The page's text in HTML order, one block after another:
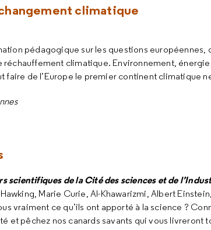
climatique
pédagogique sur les questions européennes,
réchauffement climatique. Environnement,
faire de l’Europe le premier continent climatique
scientifiques de la Cité des sciences et de
Marie Curie, Al-Khawarizmi, Albert
vraiment ce qu’ils ont apporté à la science ?
et pêchez nos canards savants qui vous livreront